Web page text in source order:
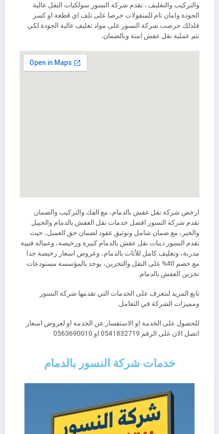
والتركيب والتغليف ، تقدم شركة النسور سولكيات النقل عالية
الجودة وامان تام للمنقولات حرصا على تلف اي قطعة او كسر
فلذلك حرصت شركة النسور على مواد تغليف عالية الجودة لكي
تتم عملية نقل عفش امنة وبالضمان.
ارخص شركة نقل عفش بالدمام، مع الفك والتركيب والضمان
تقدم شركة النسور افضل خدمات نقل العفش بالدمام والجبيل
والخبر، مع ضمان شامل وتوثيق عقود لضمان حق العميل، حيث
تقدم النسور دينات نقل عفش بالدمام كبيرة ورخيصة، وعمالة فنيية
مدربة، وتغليف كامل للأثاث بالدمام، وعروض اسعار رخيصة جدا
مع خصم 40% على النقل والتخزين، يوجد بالمؤسسة مستودعات
تخزين العفش بالدمام.
تابع المزيد لنتعرف على الخدمات التي تقدمها شركة النسور
ومميزات الشركة في التعامل.
للحصول على الخدمة او الاستفسار عن الخدمة او لعروض اسعار
اتصل الان على الرقم 0541832719 او 0563690010
خدمات شركة النسور بالدمام